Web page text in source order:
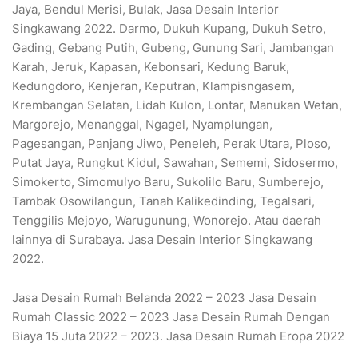
Jaya, Bendul Merisi, Bulak, Jasa Desain Interior
Singkawang 2022. Darmo, Dukuh Kupang, Dukuh Setro,
Gading, Gebang Putih, Gubeng, Gunung Sari, Jambangan
Karah, Jeruk, Kapasan, Kebonsari, Kedung Baruk,
Kedungdoro, Kenjeran, Keputran, Klampisngasem,
Krembangan Selatan, Lidah Kulon, Lontar, Manukan Wetan,
Margorejo, Menanggal, Ngagel, Nyamplungan,
Pagesangan, Panjang Jiwo, Peneleh, Perak Utara, Ploso,
Putat Jaya, Rungkut Kidul, Sawahan, Sememi, Sidosermo,
Simokerto, Simomulyo Baru, Sukolilo Baru, Sumberejo,
Tambak Osowilangun, Tanah Kalikedinding, Tegalsari,
Tenggilis Mejoyo, Warugunung, Wonorejo. Atau daerah
lainnya di Surabaya. Jasa Desain Interior Singkawang
2022.
Jasa Desain Rumah Belanda 2022 – 2023 Jasa Desain
Rumah Classic 2022 – 2023 Jasa Desain Rumah Dengan
Biaya 15 Juta 2022 – 2023. Jasa Desain Rumah Eropa 2022